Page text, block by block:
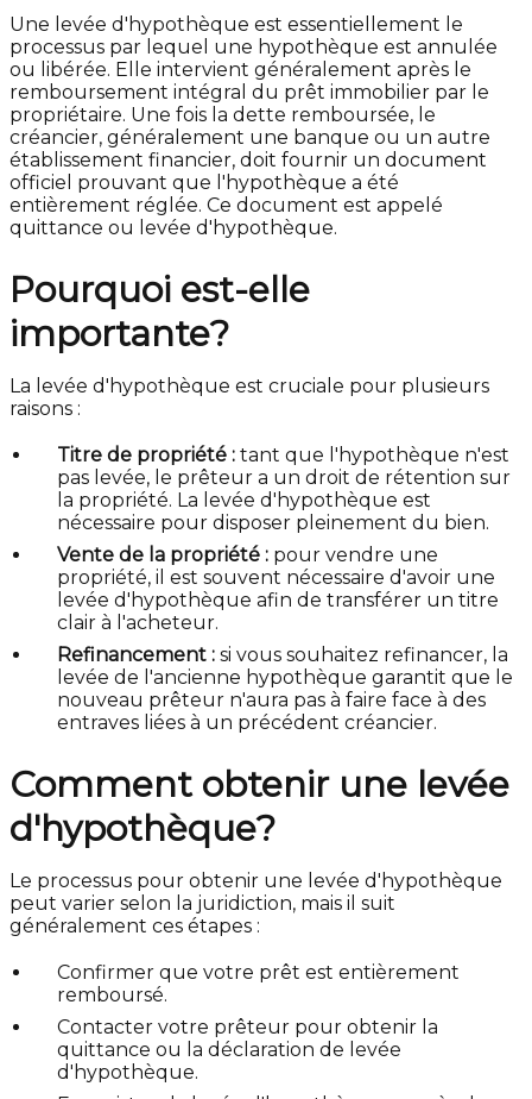
Une levée d'hypothèque est essentiellement le
processus par lequel une hypothèque est annulée
ou libérée. Elle intervient généralement après le
remboursement intégral du prêt immobilier par le
propriétaire. Une fois la dette remboursée, le
créancier, généralement une banque ou un autre
établissement financier, doit fournir un document
officiel prouvant que l'hypothèque a été
entièrement réglée. Ce document est appelé
quittance ou levée d'hypothèque.
Pourquoi est-elle
importante?
La levée d'hypothèque est cruciale pour plusieurs
raisons :
Titre de propriété : tant que l'hypothèque n'est
pas levée, le prêteur a un droit de rétention sur
la propriété. La levée d'hypothèque est
nécessaire pour disposer pleinement du bien.
Vente de la propriété : pour vendre une
propriété, il est souvent nécessaire d'avoir une
levée d'hypothèque afin de transférer un titre
clair à l'acheteur.
Refinancement : si vous souhaitez refinancer, la
levée de l'ancienne hypothèque garantit que le
nouveau prêteur n'aura pas à faire face à des
entraves liées à un précédent créancier.
Comment obtenir une levée
d'hypothèque?
Le processus pour obtenir une levée d'hypothèque
peut varier selon la juridiction, mais il suit
généralement ces étapes :
Confirmer que votre prêt est entièrement
remboursé.
Contacter votre prêteur pour obtenir la
quittance ou la déclaration de levée
d'hypothèque.